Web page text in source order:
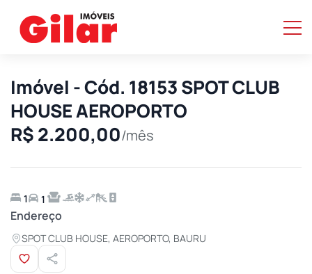
Imóvel - Cód. 18153 SPOT CLUB
HOUSE AEROPORTO
R$ 2.200,00/mês
1 1
Endereço
SPOT CLUB HOUSE, AEROPORTO, BAURU